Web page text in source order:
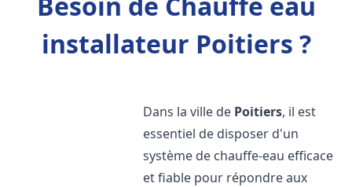
installateur Poitiers ?
Dans la ville de Poitiers, il est
essentiel de disposer d'un
système de chauffe-eau efficace
et fiable pour répondre aux